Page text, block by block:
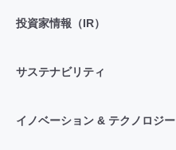
投資家情報（IR）
サステナビリティ
イノベーション & テクノロジー